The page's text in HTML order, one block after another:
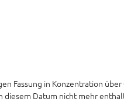
Fassung in Konzentration
diesem Datum nicht mehr